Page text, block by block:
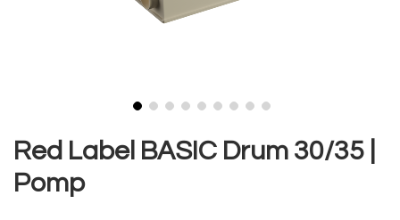
Red Label BASIC Drum 30/35 |
Pomp
naar
het
begin
van